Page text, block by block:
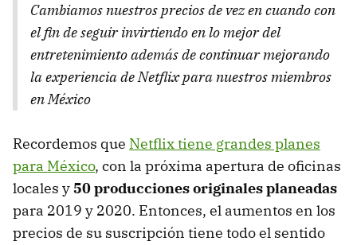
Cambiamos nuestros precios de vez en cuando con
el fin de seguir invirtiendo en lo mejor del
entretenimiento además de continuar mejorando
la experiencia de Netflix para nuestros miembros
en México
Recordemos que Netflix tiene grandes planes
para México, con la próxima apertura de oficinas
locales y50 producciones originales planeadas
para 2019 y 2020. Entonces, el aumentos en los
precios de su suscripción tiene todo el sentido